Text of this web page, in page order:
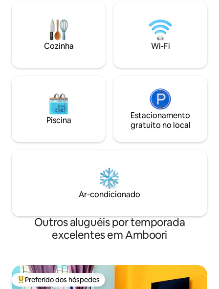
hóspedes terão 4 quartos na vila inteira.
Estacionamento coberto para um carro
e 2 bicicletas. Cozinha modular com
comodidades de última geração Água
dias por semana TV de 55" com Netflix
convidam você a
é um hotel ou
uma casa para
apreciam arte,
Cozinha Wi-Fi
Piscina
Estacionamento
gratuito no local
Ar-condicionado
Outros aluguéis por temporada
excelentes em Amboori
Entre os melhores preferidos dos hóspedes
Preferido dos hóspedes